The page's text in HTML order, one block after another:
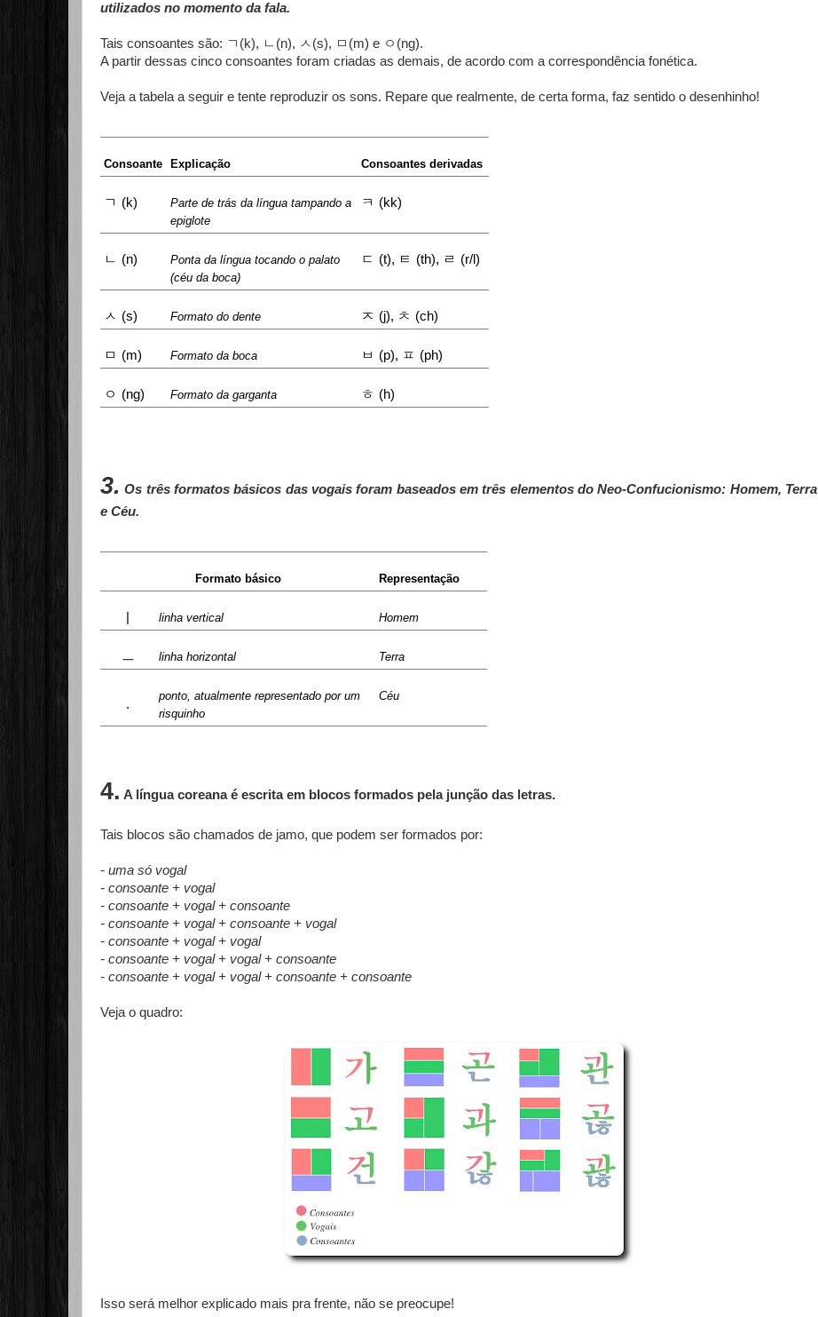
utilizados no momento da fala.
Tais consoantes são: ㄱ (k), ㄴ(n), ㅅ(s), ㅁ (m) e ㅇ (ng).
A partir dessas cinco consoantes foram criadas as demais, de acordo com a correspondência fonética.
Veja a tabela a seguir e tente reproduzir os sons. Repare que realmente, de certa forma, faz sentido o desenhinho!
Consoante Explicação Consoantes derivadas
ㄱ (k)
Parte de trás da língua tampando a
epiglote
ㅋ (kk)
ㄴ (n)
Ponta da língua tocando o palato
(céu da boca)
ㄷ (t), ㅌ (th), ㄹ (r/l)
ㅅ (s) Formato do dente ㅈ (j), ㅊ (ch)
ㅁ (m) Formato da boca ㅂ (p), ㅍ (ph)
ㅇ (ng) Formato da garganta ㅎ (h)
3. Os três formatos básicos das vogais foram baseados em três elementos do Neo-Confucionismo: Homem, Terra
e Céu.
Formato básico Representação
linha vertical Homem
ㅡ linha horizontal Terra
.
ponto, atualmente representado por um
risquinho
Céu
4. A língua coreana é escrita em blocos formados pela junção das letras.
Tais blocos são chamados de jamo, que podem ser formados por:
- uma só vogal
- consoante + vogal
- consoante + vogal + consoante
- consoante + vogal + consoante + vogal
- consoante + vogal + vogal
- consoante + vogal + vogal + consoante
- consoante + vogal + vogal + consoante + consoante
Veja o quadro:
Isso será melhor explicado mais pra frente, não se preocupe!